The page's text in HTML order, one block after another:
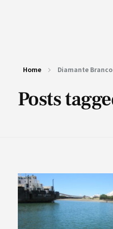
Home Diamante Branco
Posts